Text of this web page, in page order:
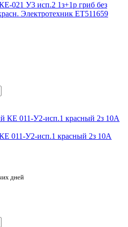
021 У3 исп.2 1з+1р гриб без
Электротехник ET511659
011-У2-исп.1 красный 2з 10A
дней